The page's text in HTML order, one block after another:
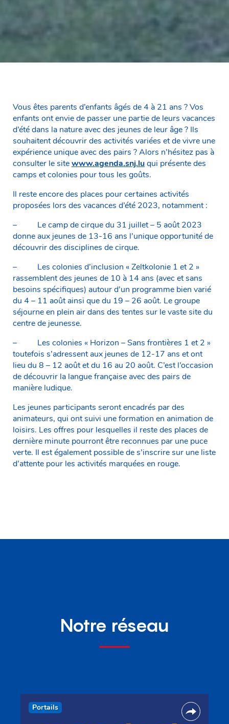
Vous êtes parents d’enfants âgés de 4 à 21 ans ? Vos
enfants ont envie de passer une partie de leurs vacances
d’été dans la nature avec des jeunes de leur âge ? Ils
souhaitent découvrir des activités variées et de vivre une
expérience unique avec des pairs ? Alors n’hésitez pas à
consulter le sitewww.agenda.snj.luqui présente des
camps et colonies pour tous les goûts.
Il reste encore des places pour certaines activités
proposées lors des vacances d’été 2023, notamment :
– Le camp de cirque du 31 juillet – 5 août 2023
donne aux jeunes de 13-16 ans l’unique opportunité de
découvrir des disciplines de cirque.
– Les colonies d’inclusion « Zeltkolonie 1 et 2 »
rassemblent des jeunes de 10 à 14 ans (avec et sans
besoins spécifiques) autour d’un programme bien varié
du 4 – 11 août ainsi que du 19 – 26 août. Le groupe
séjourne en plein air dans des tentes sur le vaste site du
centre de jeunesse.
– Les colonies « Horizon – Sans frontières 1 et 2 »
toutefois s’adressent aux jeunes de 12-17 ans et ont
lieu du 8 – 12 août et du 16 au 20 août. C’est l’occasion
de découvrir la langue française avec des pairs de
manière ludique.
Les jeunes participants seront encadrés par des
animateurs, qui ont suivi une formation en animation de
loisirs. Les offres pour lesquelles il reste des places de
dernière minute pourront être reconnues par une puce
verte. Il est également possible de s’inscrire sur une liste
d’attente pour les activités marquées en rouge.
Notre réseau
Portails